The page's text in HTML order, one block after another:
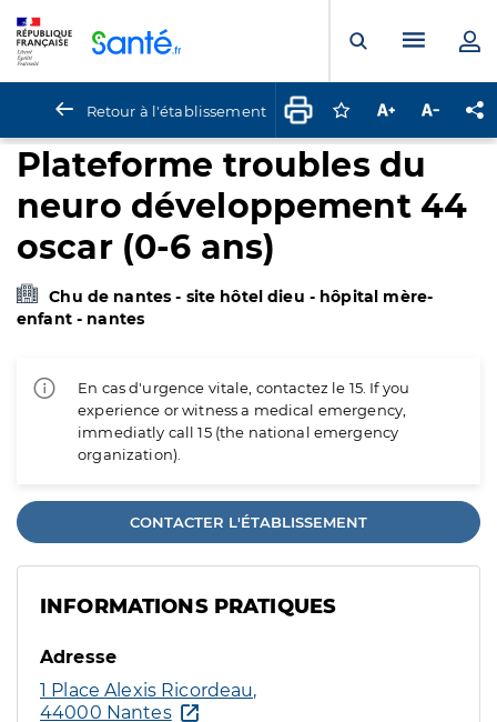
Ouvrir laMenu
Retour à l'établissement Connectez-vous
Augmenter la
Plateforme troubles du
neuro développement 44
oscar (0-6 ans)
Chu de nantes - site hôtel dieu - hôpital mère-
enfant - nantes
En cas d'urgence vitale, contactez le 15. If you
experience or witness a medical emergency,
immediatly call 15 (the national emergency
organization).
CONTACTER L'ÉTABLISSEMENT
INFORMATIONS PRATIQUES
Adresse
1 Place Alexis Ricordeau,
44000 Nantes